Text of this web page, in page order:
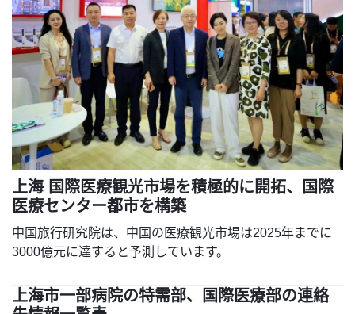
上海 国際医療観光市場を積極的に開拓、国際
医療センター都市を構築
中国旅行研究院は、中国の医療観光市場は2025年までに
3000億元に達すると予測しています。
上海市一部病院の特需部、国際医療部の連絡